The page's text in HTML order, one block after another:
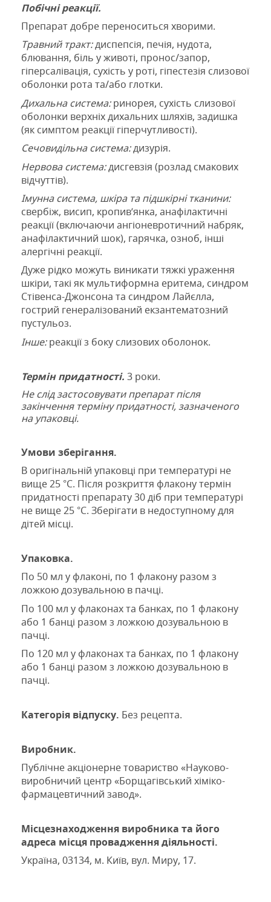
Побічні реакції.
Препарат добре переноситься хворими.
Травний тракт:диспепсія, печія, нудота,
блювання, біль у животі, пронос/запор,
гіперсалівація, сухість у роті, гіпестезія слизової
оболонки рота та/або глотки.
Дихальна система:ринорея, сухість слизової
оболонки верхніх дихальних шляхів, задишка
(як симптом реакції гіперчутливості).
Сечовидільна система:дизурія.
Нервова система:дисгевзія (розлад смакових
відчуттів).
Імунна система, шкіра та підшкірні тканини:
свербіж, висип, кропив’янка, анафілактичні
реакції (включаючи ангіоневротичний набряк,
анафілактичний шок), гарячка, озноб, інші
алергічні реакції.
Дуже рідко можуть виникати тяжкі ураження
шкіри, такі як мультиформна еритема, синдром
Стівенса-Джонсона та синдром Лайєлла,
гострий генералізований екзантематозний
пустульоз.
Інше:реакції з боку слизових оболонок.
Термін придатності. 3 роки.
Не слід застосовувати препарат після
закінчення терміну придатності, зазначеного
на упаковці.
Умови зберігання.
В оригінальній упаковці при температурі не
вище 25 °С. Після розкриття флакону термін
придатності препарату 30 діб при температурі
не вище 25 °С. Зберігати в недоступному для
дітей місці.
Упаковка.
По 50 мл у флаконі, по 1 флакону разом з
ложкою дозувальною в пачці.
По 100 мл у флаконах та банках, по 1 флакону
або 1 банці разом з ложкою дозувальною в
пачці.
По 120 мл у флаконах та банках, по 1 флакону
або 1 банці разом з ложкою дозувальною в
пачці.
Категорія відпуску. Без рецепта.
Виробник.
Публічне акціонерне товариство «Науково-
виробничий центр «Борщагівський хіміко-
фармацевтичний завод».
Місцезнаходження виробника та його
адреса місця провадження діяльності.
Україна, 03134, м. Київ, вул. Миру, 17.